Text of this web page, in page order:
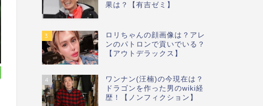
果は？【有吉ゼミ】
3
ロリちゃんの顔画像は？アレ
ンのパトロンで貢いでいる？
【アウトデラックス】
4
ワンナン(汪楠)の今現在は？
ドラゴンを作った男のwiki経
歴！【ノンフィクション】